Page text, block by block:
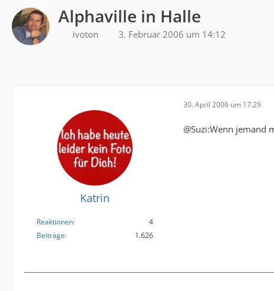
Alphaville in Halle
ivoton 3. Februar 2006 um 14:12
Katrin
Reaktionen
4
Beiträge
1.626
30. April 2006 um 17:29
@Suzi:Wenn jemand